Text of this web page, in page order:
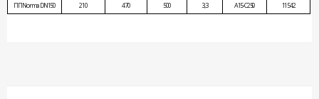
ПП Norma DN150
210 470 500 3,3 A15-С250 11542